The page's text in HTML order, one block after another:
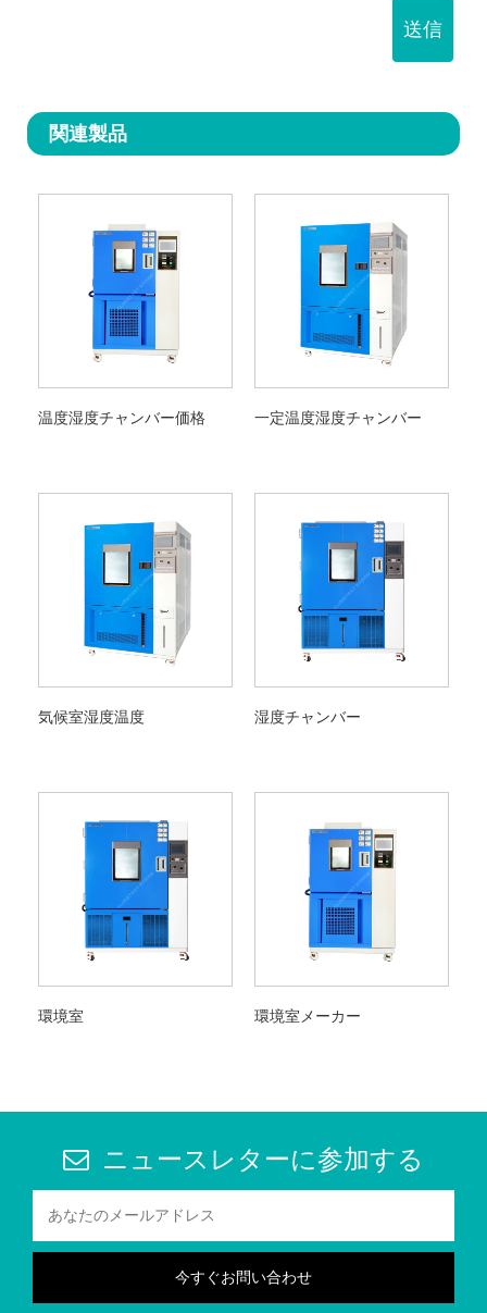
送信
関連製品
温度湿度チャンバー価格 一定温度湿度チャンバー
気候室湿度温度 湿度チャンバー
環境室 環境室メーカー
ニュースレターに参加する